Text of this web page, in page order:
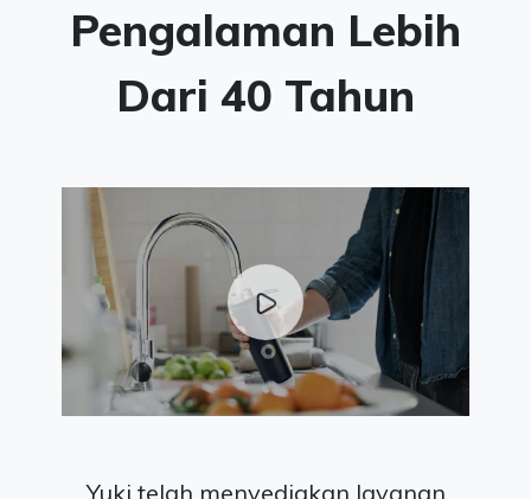
Pengalaman Lebih
Dari 40 Tahun
Yuki telah menyediakan layanan